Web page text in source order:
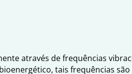
através de frequências
tais frequências